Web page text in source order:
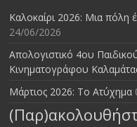
Καλοκαίρι 2026: Μια πόλη
24/06/2026
Απολογιστικό 4ου
Κινηματογράφου
Μάρτιος 2026: Το Ατύχημα